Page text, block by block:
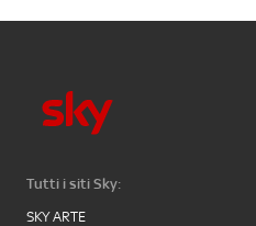
Tutti i siti Sky:
SKY ARTE